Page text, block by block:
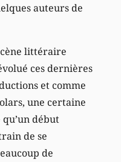
auteurs de
littéraire
ces dernières
et comme
une certaine
début
de se
de